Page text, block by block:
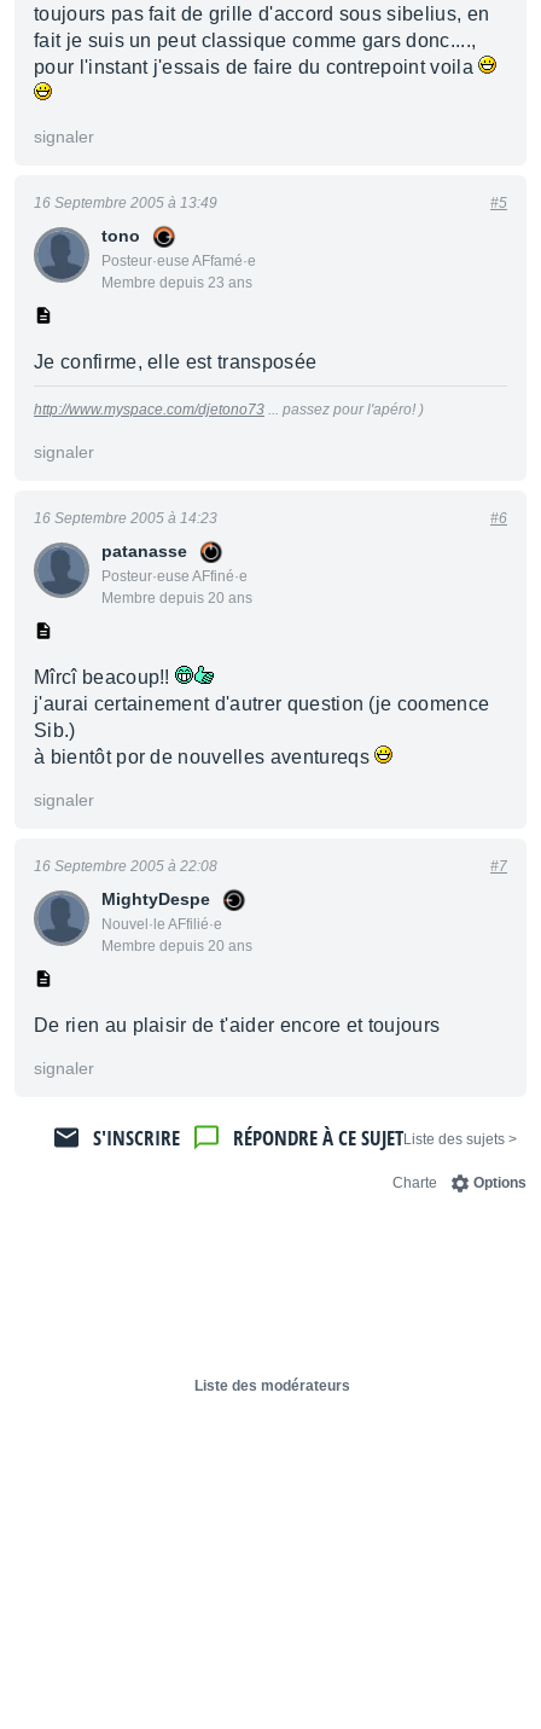
toujours pas fait de grille d'accord sous sibelius, en
fait je suis un peut classique comme gars donc....,
pour l'instant j'essais de faire du contrepoint voila
signaler
tono
Posteur·euse AFfamé·e
Membre depuis 23 ans
16 Septembre 2005 à 13:49 #5
Je confirme, elle est transposée
http://www.myspace.com/djetono73 ... passez pour l'apéro! )
signaler
patanasse
Posteur·euse AFfiné·e
Membre depuis 20 ans
16 Septembre 2005 à 14:23 #6
Mîrcî beacoup!!
j'aurai certainement d'autrer question (je coomence
Sib.)
à bientôt por de nouvelles aventureqs
signaler
MightyDespe
Nouvel·le AFfilié·e
Membre depuis 20 ans
16 Septembre 2005 à 22:08 #7
De rien au plaisir de t'aider encore et toujours
signaler
< Liste des sujets
RÉPONDRE À CE SUJET
S'INSCRIRE
Options
Charte
Liste des modérateurs